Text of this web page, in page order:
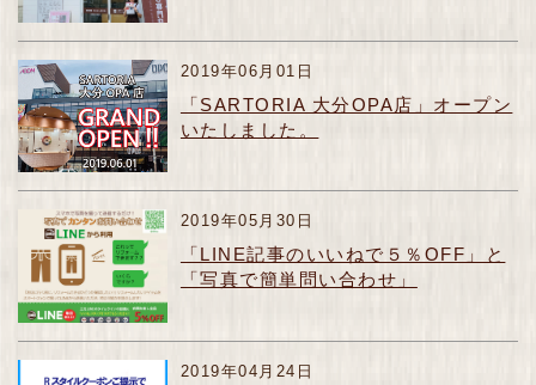
2019年06月01日
「SARTORIA 大分OPA店」オープン
いたしました。
2019年05月30日
「LINE記事のいいねで５％OFF」と
「写真で簡単問い合わせ」
2019年04月24日